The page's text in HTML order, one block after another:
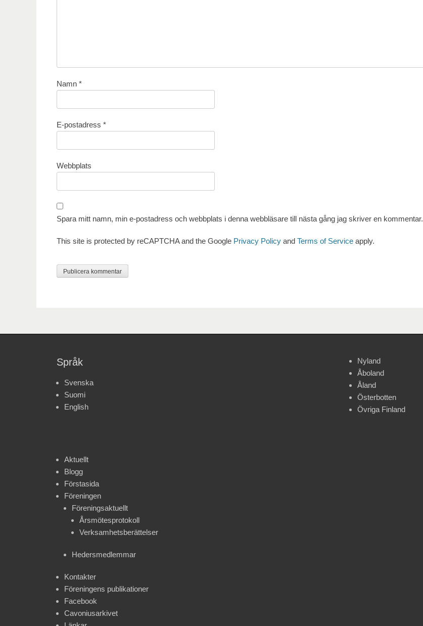
Namn *
E-postadress *
Webbplats
Spara mitt namn, min e-postadress och webbplats i denna webbläsare till nästa gång jag skriver en kommentar.
This site is protected by reCAPTCHA and the Google Privacy Policy and Terms of Service apply.
Språk
Svenska
Suomi
English
Aktuellt
Blogg
Förstasida
Föreningen
Föreningsaktuellt
Årsmötesprotokoll
Verksamhetsberättelser
Hedersmedlemmar
Kontakter
Föreningens publikationer
Facebook
Cavoniusarkivet
Nyland
Åboland
Åland
Österbotten
Övriga Finland